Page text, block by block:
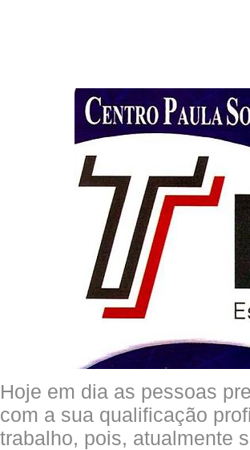
Hoje em dia as pessoas
com a sua qualificação
trabalho, pois, atualmente